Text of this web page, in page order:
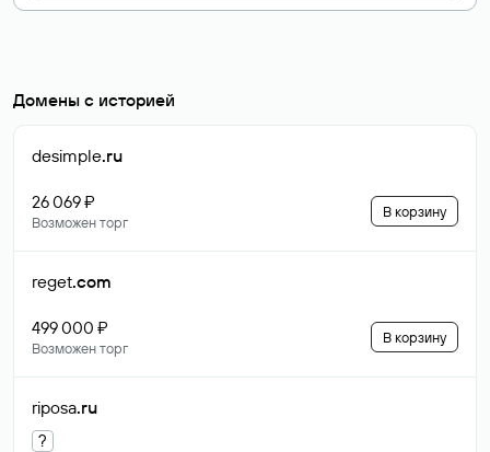
Домены с историей
desimple.ru
26 069 ₽
Возможен торг
В корзину
reget.com
499 000 ₽
Возможен торг
В корзину
riposa.ru
?